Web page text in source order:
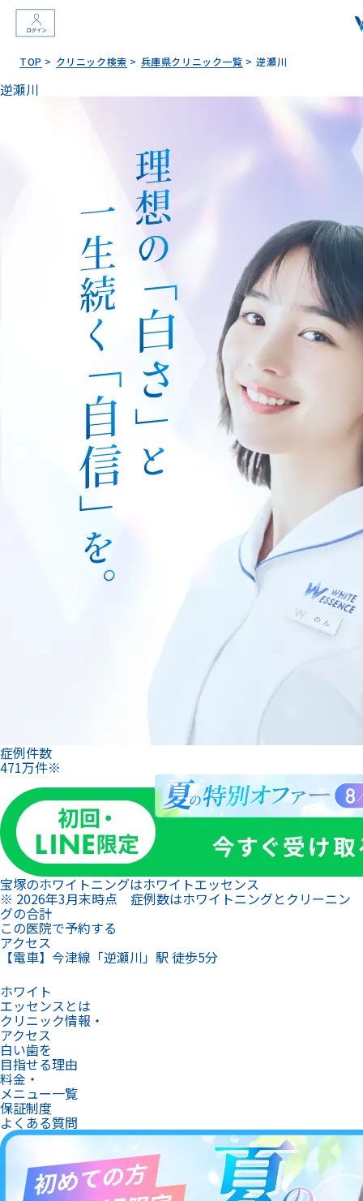
TOP クリニック検索 兵庫県クリニック一覧 逆瀬川
逆瀬川
症例件数
471万件※
宝塚のホワイトニングはホワイトエッセンス
※ 2026年3月末時点 症例数はホワイトニングとクリーニン
グの合計
この医院で予約する
アクセス
【電車】今津線「逆瀬川」駅 徒歩5分
ホワイト
エッセンスとは
クリニック情報・
アクセス
白い歯を
目指せる理由
料金・
メニュー一覧
保証制度
よくある質問